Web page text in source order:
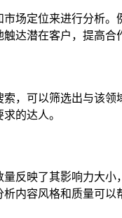
场定位来进行分析
达潜在客户，提高
，可以筛选出与该
的达人。
反映了其影响力大
内容风格和质量可